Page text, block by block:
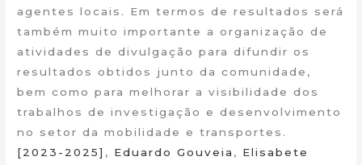
agentes locais. Em termos de resultados será
também muito importante a organização de
atividades de divulgação para difundir os
resultados obtidos junto da comunidade,
bem como para melhorar a visibilidade dos
trabalhos de investigação e desenvolvimento
no setor da mobilidade e transportes.
[2023-2025] , Eduardo Gouveia , Elisabete